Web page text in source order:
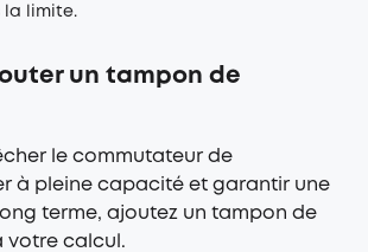
la limite.
un tampon de
le commutateur de
à pleine capacité et garantir une
terme, ajoutez un tampon de
votre calcul.